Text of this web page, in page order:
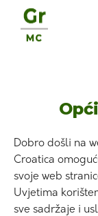
Dobro došli na
Croatica
svoje web
Uvjetima
sve sadržaje i